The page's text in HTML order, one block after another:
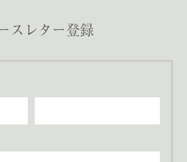
スレター登録